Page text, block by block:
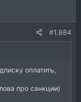
#1.884
оплатить,
про санкции)